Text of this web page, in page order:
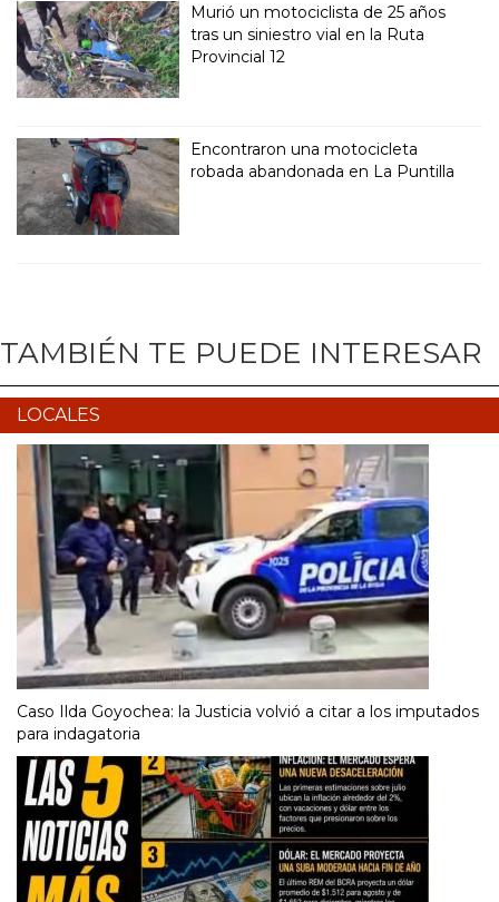
Murió un motociclista de 25 años
tras un siniestro vial en la Ruta
Provincial 12
Encontraron una motocicleta
robada abandonada en La Puntilla
TAMBIÉN TE PUEDE INTERESAR
LOCALES
Caso Ilda Goyochea: la Justicia volvió a citar a los imputados
para indagatoria